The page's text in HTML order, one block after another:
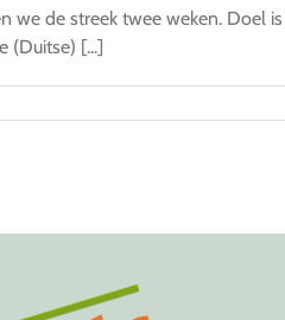
de streek twee weken. Doel
(Duitse) [...]